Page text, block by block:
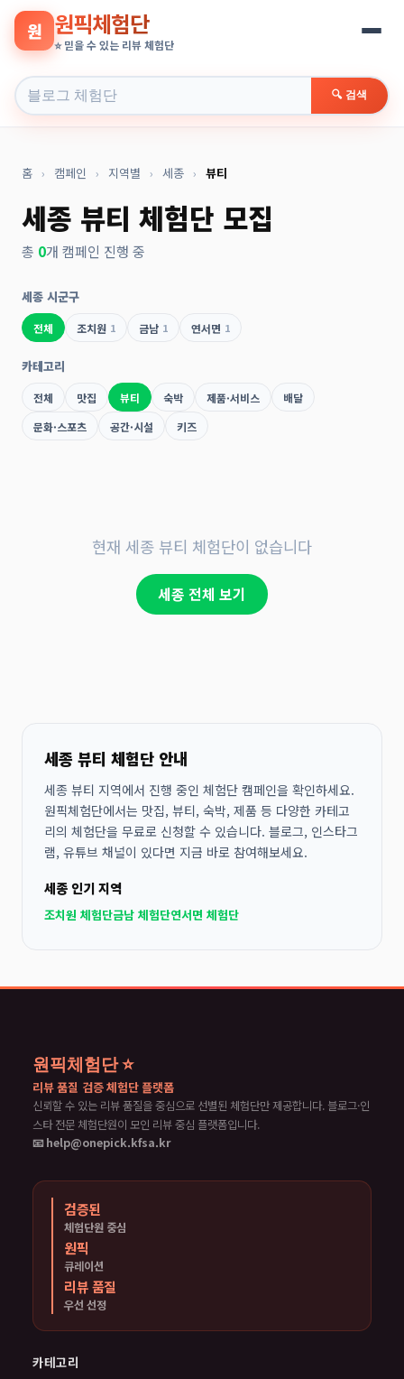
원 원픽체험단
⭐ 믿을 수 있는 리뷰 체험단
🔍 검색
홈 › 캠페인 › 지역별 › 세종 › 뷰티
세종 뷰티 체험단 모집
총 0개 캠페인 진행 중
세종 시군구
전체 조치원 1 금남 1 연서면 1
카테고리
전체 맛집 뷰티 숙박 제품·서비스
배달
문화·스포츠
공간·시설 키즈
현재 세종 뷰티 체험단이 없습니다
세종 전체 보기
세종 뷰티 체험단 안내
세종 뷰티 지역에서 진행 중인 체험단 캠페인을 확인하세요.
원픽체험단에서는 맛집, 뷰티, 숙박, 제품 등 다양한 카테고
리의 체험단을 무료로 신청할 수 있습니다. 블로그, 인스타그
램, 유튜브 채널이 있다면 지금 바로 참여해보세요.
세종 인기 지역
조치원 체험단금남 체험단연서면 체험단
원픽체험단 ⭐
리뷰 품질 검증 체험단 플랫폼
신뢰할 수 있는 리뷰 품질을 중심으로 선별된 체험단만 제공합니다. 블로그·인
스타 전문 체험단원이 모인 리뷰 중심 플랫폼입니다.
📧 help@onepick.kfsa.kr
검증된
체험단원 중심
원픽
큐레이션
리뷰 품질
우선 선정
카테고리